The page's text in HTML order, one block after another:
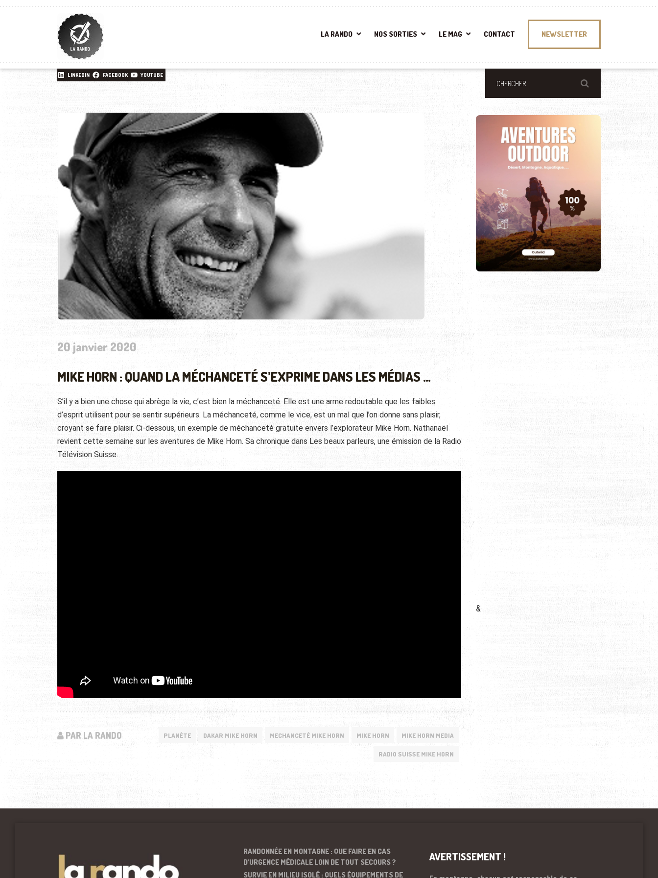
LA RANDO NOS SORTIES LE MAG CONTACT NEWSLETTER
LINKEDIN FACEBOOK YOUTUBE
20 janvier 2020
MIKE HORN : QUAND LA MÉCHANCETÉ S’EXPRIME DANS LES MÉDIAS …
S’il y a bien une chose qui abrège la vie, c’est bien la méchanceté. Elle est une arme redoutable que les faibles
d’esprit utilisent pour se sentir supérieurs. La méchanceté, comme le vice, est un mal que l’on donne sans plaisir,
croyant se faire plaisir. Ci-dessous, un exemple de méchanceté gratuite envers l’explorateur Mike Horn. Nathanaël
revient cette semaine sur les aventures de Mike Horn. Sa chronique dans Les beaux parleurs, une émission de la Radio
Télévision Suisse.
PAR LA RANDO PLANÈTE DAKAR MIKE HORN MECHANCETÉ MIKE HORN MIKE HORN MIKE HORN MEDIA
RADIO SUISSE MIKE HORN
&
RANDONNÉE EN MONTAGNE : QUE FAIRE EN CAS
D’URGENCE MÉDICALE LOIN DE TOUT SECOURS ?
SURVIE EN MILIEU ISOLÉ : QUELS ÉQUIPEMENTS DE
AVERTISSEMENT !